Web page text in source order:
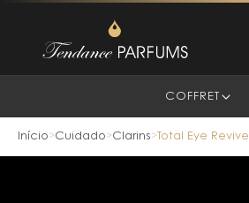
COFFRET
Início>Cuidado>Clarins>Total Eye Revive